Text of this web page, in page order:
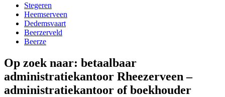
Stegeren
Heemserveen
Dedemsvaart
Beerzerveld
Beerze
Op zoek naar: betaalbaar
administratiekantoor Rheezerveen –
administratiekantoor of boekhouder